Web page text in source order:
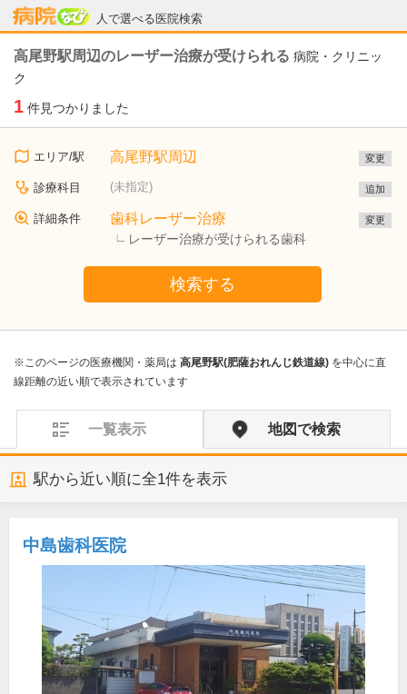
人で選べる医院検索
病院なび
高尾野駅周辺のレーザー治療が受けられる 病院・クリニッ
ク
1 件見つかりました
エリア/駅 高尾野駅周辺 変更
診療科目 (未指定) 追加
詳細条件 歯科レーザー治療
レーザー治療が受けられる歯科
変更
検索する
※このページの医療機関・薬局は 高尾野駅(肥薩おれんじ鉄道線) を中心に直
線距離の近い順で表示されています
一覧表示 地図で検索
駅から近い順に全1件を表示
中島歯科医院